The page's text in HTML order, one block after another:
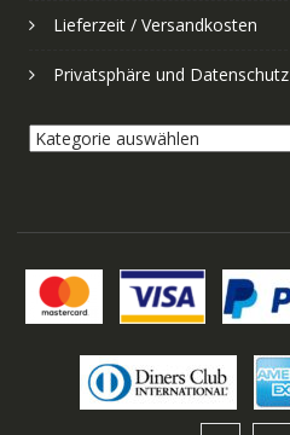
Lieferzeit / Versandkosten
Privatsphäre und Datenschutz
Kategorie